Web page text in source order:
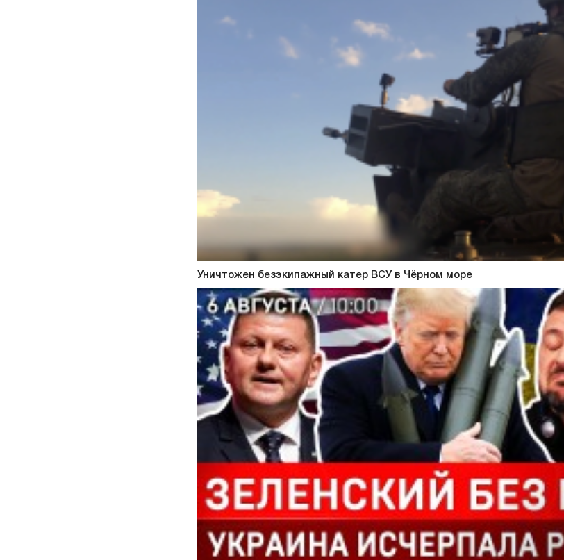
Уничтожен безэкипажный катер ВСУ в Чёрном море